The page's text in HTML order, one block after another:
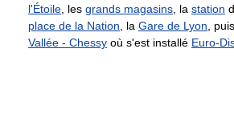
l'Étoile , les grands magasins , la station
place de la Nation , la Gare de Lyon , puis
Vallée - Chessy où s'est installé Euro-